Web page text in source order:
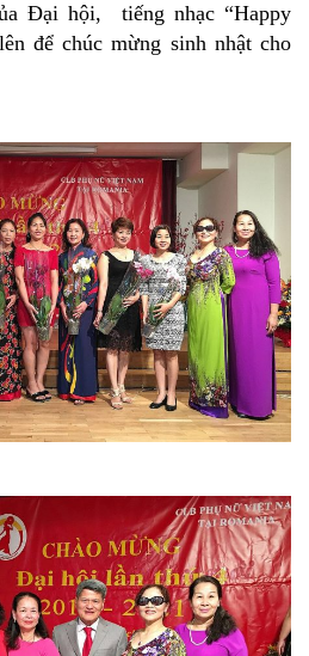
Đại hội, tiếng nhạc “Happy
để chúc mừng sinh nhật cho